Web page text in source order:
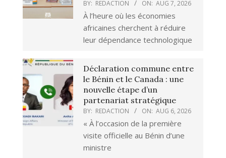
BY: REDACTION ON: AUG 7, 2026
À l’heure où les économies
africaines cherchent à réduire
leur dépendance technologique
Déclaration commune entre
le Bénin et le Canada : une
nouvelle étape d’un
partenariat stratégique
BY: REDACTION ON: AUG 6, 2026
« À l’occasion de la première
visite officielle au Bénin d’une
ministre